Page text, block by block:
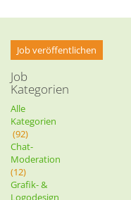
Job veröffentlichen
Job
Kategorien
Alle
Kategorien
(92)
Chat-
Moderation
(12)
Grafik- &
Logodesign